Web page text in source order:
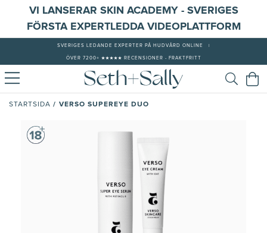
VI LANSERAR SKIN ACADEMY - SVERIGES
FÖRSTA EXPERTLEDDA VIDEOPLATTFORM
SVERIGES LEDANDE EXPERTER PÅ HUDVÅRD ONLINE
ÖVER 7200+ ★★★★★ RECENSIONER - FRAKTFRITT
STARTSIDA / VERSO SUPEREYE DUO